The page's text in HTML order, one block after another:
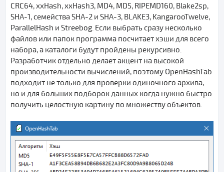
CRC64, xxHash, xxHash3, MD4, MD5, RIPEMD160, Blake2sp,
SHA-1, семейства SHA-2 и SHA-3, BLAKE3, KangarooTwelve,
ParallelHash и Streebog. Если выбрать сразу несколько
файлов или папок программа посчитает хэши для всего
набора, а каталоги будут пройдены рекурсивно.
Разработчик отдельно делает акцент на высокой
производительности вычислений, поэтому OpenHashTab
подходит не только для проверки одиночного архива,
но и для больших подборок данных когда нужно быстро
получить целостную картину по множеству объектов.